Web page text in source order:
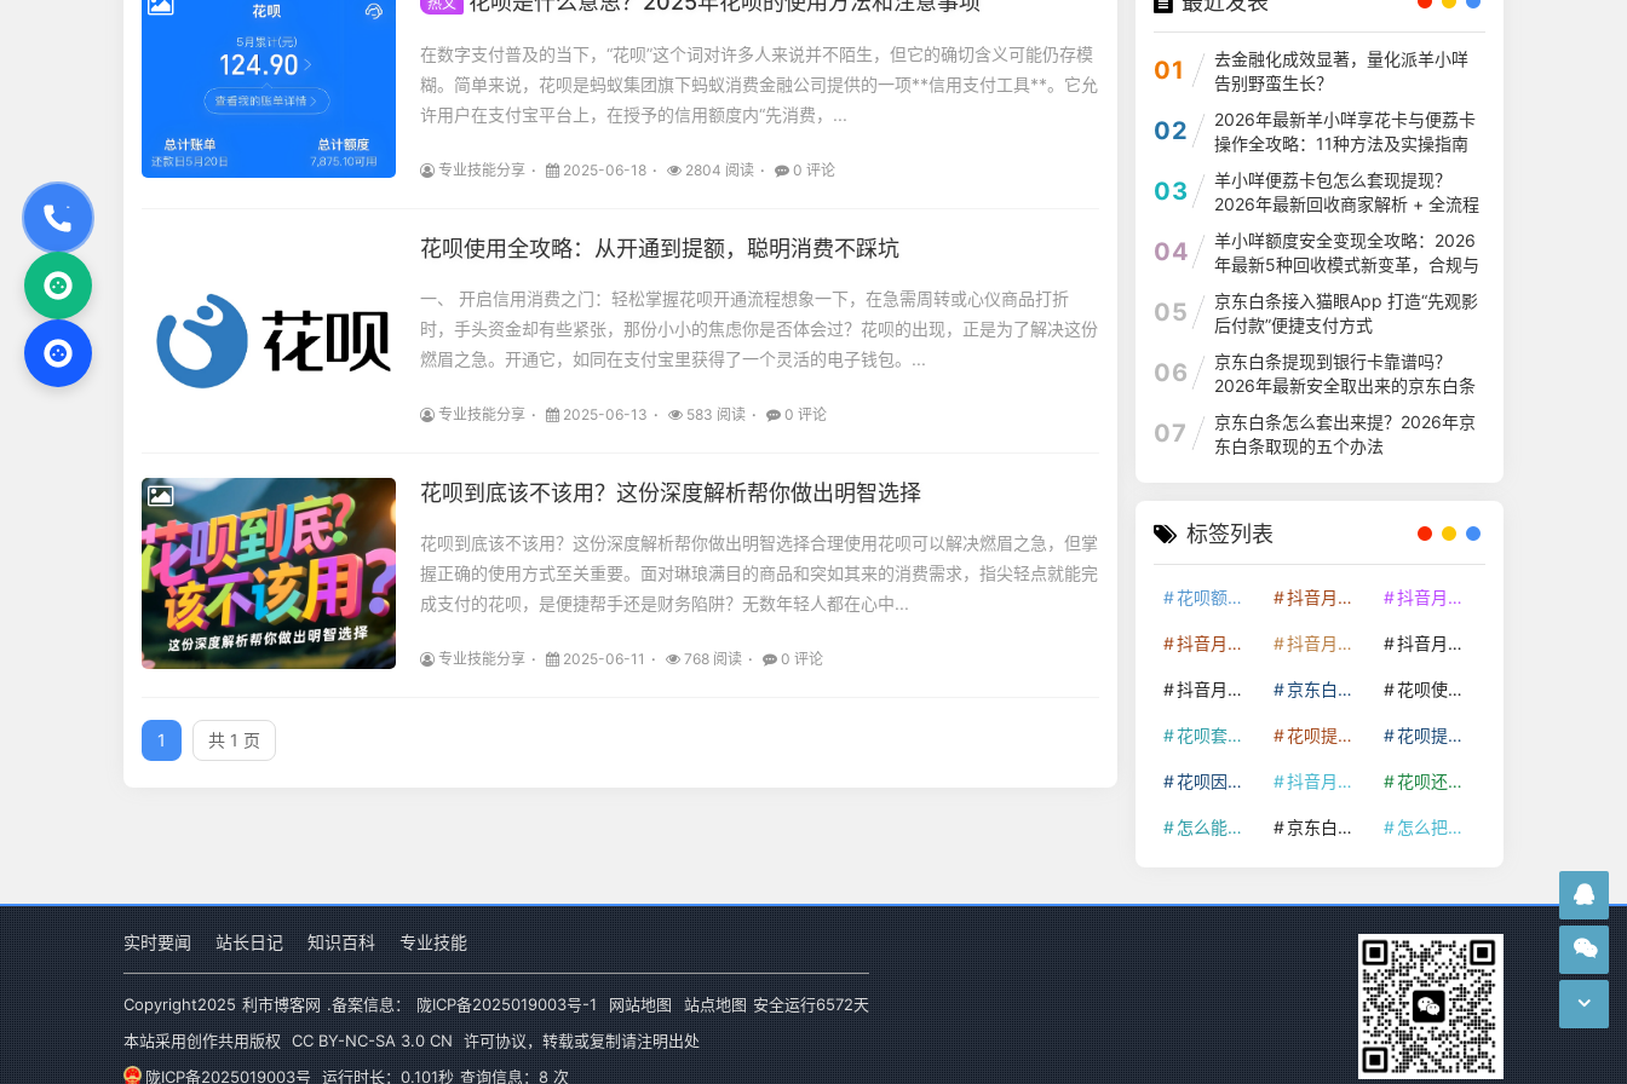
在数字支付普及的当下，“花呗”这个词对许多人来说并不陌生，但它的确切含义可能仍存模
糊。简单来说，花呗是蚂蚁集团旗下蚂蚁消费金融公司提供的一项**信用支付工具**。它允
许用户在支付宝平台上，在授予的信用额度内“先消费，...
专业技能分享 2025-06-18 2804 阅读 0 评论
花呗使用全攻略：从开通到提额，聪明消费不踩坑
一、 开启信用消费之门：轻松掌握花呗开通流程想象一下，在急需周转或心仪商品打折
时，手头资金却有些紧张，那份小小的焦虑你是否体会过？花呗的出现，正是为了解决这份
燃眉之急。开通它，如同在支付宝里获得了一个灵活的电子钱包。...
专业技能分享 2025-06-13 583 阅读 0 评论
花呗到底该不该用？这份深度解析帮你做出明智选择
花呗到底该不该用？这份深度解析帮你做出明智选择合理使用花呗可以解决燃眉之急，但掌
握正确的使用方式至关重要。面对琳琅满目的商品和突如其来的消费需求，指尖轻点就能完
成支付的花呗，是便捷帮手还是财务陷阱？无数年轻人都在心中...
专业技能分享 2025-06-11 768 阅读 0 评论
1 共 1 页
01
去金融化成效显著，量化派羊小咩
告别野蛮生长？
02
2026年最新羊小咩享花卡与便荔卡
操作全攻略：11种方法及实操指南
03
羊小咩便荔卡包怎么套现提现？
2026年最新回收商家解析 + 全流程
指南
04
羊小咩额度安全变现全攻略：2026
年最新5种回收模式新变革，合规与
征信双保障
05
京东白条接入猫眼App 打造“先观影
后付款”便捷支付方式
06
京东白条提现到银行卡靠谱吗？
2026年最新安全取出来的京东白条
经验大总结
07
京东白条怎么套出来提？2026年京
东白条取现的五个办法
标签列表
花呗额度提升 抖音月付套现24小时接单 抖音月付套现怎么套
抖音月付套现多少手续费 抖音月付套现商家有哪些 抖音月付套现30秒技巧
抖音月付套现最新方法 京东白条额度提升 花呗使用技巧
花呗套取现金最佳方法 花呗提额技巧 花呗提现怎么操作
花呗因为套现被限额了这种情况要多久才会好 抖音月付套现秒回100起 花呗还款技巧
怎么能把京东白条额度钱套出来 京东白条套出来手续费多少 怎么把京东白条的钱取出来
实时要闻 站长日记 知识百科 专业技能
Copyright2025 利市博客网 .备案信息： 陇ICP备2025019003号-1 网站地图 站点地图 安全运行6572天
本站采用创作共用版权 CC BY-NC-SA 3.0 CN 许可协议，转载或复制请注明出处
陇ICP备2025019003号 运行时长：0.101秒 查询信息：8 次